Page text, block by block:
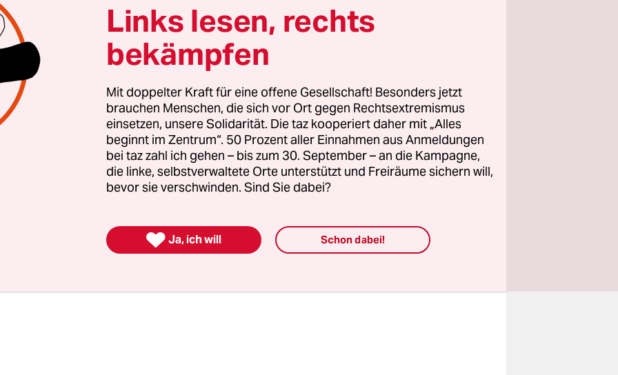
anders denkt. Aber er wolle ja das öffentliche Meinungsbild
Wenn alles gut läuft, kommt wenigstens bald
und sprayt ein dickes „Pfui!“ dazu oder – noch besser –
will das „asoziale Netzwerk“ (B.Z.) auch künftig mit den
seiner Nutzer umgehen, so sie nicht unmittelbar zu
„Counterspeech“, also Gegenrede, heißt der Ansatz,
nach dem Gespräch seiner Vertreter mit
Heiko Maas (SPD) nach den USA nun auch
wie die Mitgründung einer Arbeitsgruppe
im Netz sowie finanziellen Zuwendungen für externe
Links lesen, rechts
bekämpfen
Mit doppelter Kraft für eine offene Gesellschaft! Besonders jetzt
brauchen Menschen, die sich vor Ort gegen Rechtsextremismus
einsetzen, unsere Solidarität. Die taz kooperiert daher mit „Alles
beginnt im Zentrum“. 50 Prozent aller Einnahmen aus Anmeldungen
bei taz zahl ich gehen – bis zum 30. September – an die Kampagne,
die linke, selbstverwaltete Orte unterstützt und Freiräume sichern will,
bevor sie verschwinden. Sind Sie dabei?
 Ja, ich will Schon dabei!